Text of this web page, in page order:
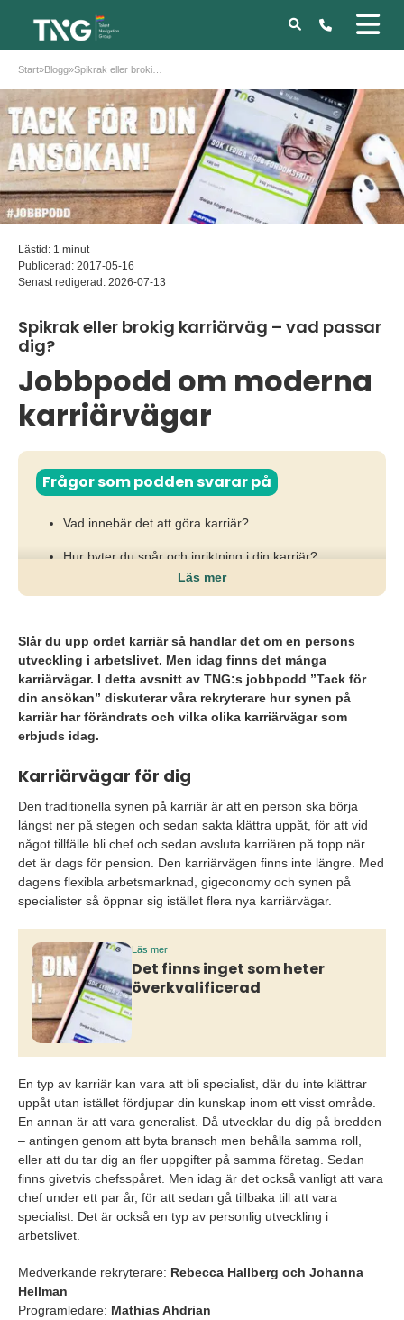
Start»Blogg»
Lästid: 1 minut
Publicerad: 2017-05-16
Senast redigerad: 2026-07-13
Spikrak eller brokig karriärväg – vad passar
dig?
Jobbpodd om moderna
karriärvägar
Frågor som podden svarar på
Vad innebär det att göra karriär?
Hur byter du spår och inriktning i din karriär?
Hur ser rekryterare på olika karriärvägar när du
söker jobb?
Läs mer
Slår du upp ordet karriär så handlar det om en persons
utveckling i arbetslivet. Men idag finns det många
karriärvägar. I detta avsnitt av TNG:s jobbpodd ”Tack för
din ansökan” diskuterar våra rekryterare hur synen på
karriär har förändrats och vilka olika karriärvägar som
erbjuds idag.
Karriärvägar för dig
Den traditionella synen på karriär är att en person ska börja
längst ner på stegen och sedan sakta klättra uppåt, för att vid
något tillfälle bli chef och sedan avsluta karriären på topp när
det är dags för pension. Den karriärvägen finns inte längre. Med
dagens flexibla arbetsmarknad, gigeconomy och synen på
specialister så öppnar sig istället flera nya karriärvägar.
Läs mer
Det finns inget som heter
överkvalificerad
En typ av karriär kan vara att bli specialist, där du inte klättrar
uppåt utan istället fördjupar din kunskap inom ett visst område.
En annan är att vara generalist. Då utvecklar du dig på bredden
– antingen genom att byta bransch men behålla samma roll,
eller att du tar dig an fler uppgifter på samma företag. Sedan
finns givetvis chefsspåret. Men idag är det också vanligt att vara
chef under ett par år, för att sedan gå tillbaka till att vara
specialist. Det är också en typ av personlig utveckling i
arbetslivet.
Medverkande rekryterare: Rebecca Hallberg och Johanna
Hellman
Programledare: Mathias Ahdrian